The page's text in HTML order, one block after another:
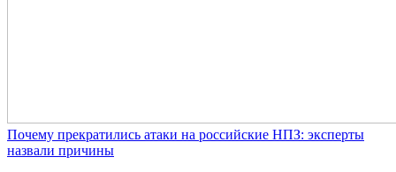
Почему прекратились атаки на российские НПЗ: эксперты
назвали причины